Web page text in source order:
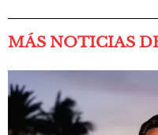
MÁS NOTICIAS